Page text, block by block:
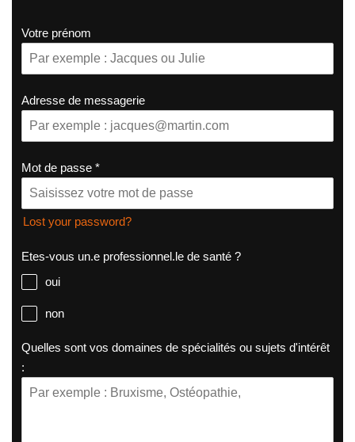
Votre prénom
Adresse de messagerie
Mot de passe *
Lost your password?
Etes-vous un.e professionnel.le de santé ?
oui
non
Quelles sont vos domaines de spécialités ou sujets d'intérêt
: